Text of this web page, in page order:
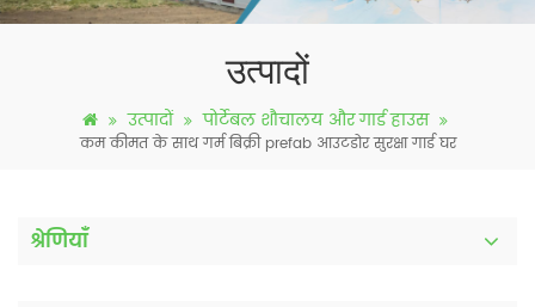
उत्पादों
उत्पादों पोर्टेबल शौचालय और गार्ड हाउस
कम कीमत के साथ गर्म बिक्री prefab आउटडोर सुरक्षा गार्ड घर
श्रेणियाँ